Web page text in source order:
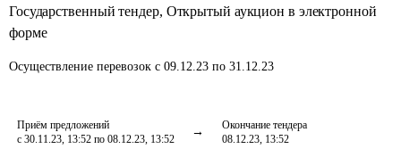
Государственный тендер, Открытый аукцион в электронной
форме
Осуществление перевозок с 09.12.23 по 31.12.23
Приём предложений
с 30.11.23, 13:52 по 08.12.23, 13:52
Окончание тендера
08.12.23, 13:52